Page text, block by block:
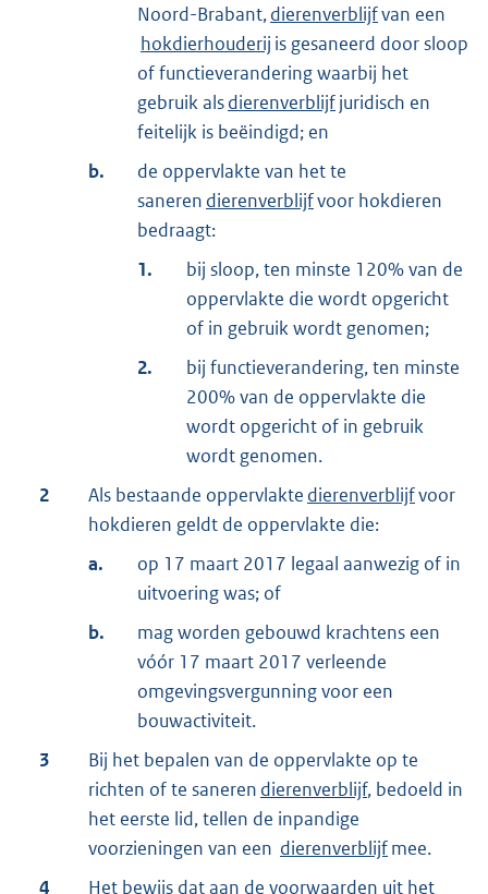
Noord-Brabant,dierenverblijfvan een
hokdierhouderij is gesaneerd door sloop
of functieverandering waarbij het
gebruik alsdierenverblijfjuridisch en
feitelijk is beëindigd; en
b.
de oppervlakte van het te
saneren dierenverblijfvoor hokdieren
bedraagt:
1.
bij sloop, ten minste 120% van de
oppervlakte die wordt opgericht
of in gebruik wordt genomen;
2.
bij functieverandering, ten minste
200% van de oppervlakte die
wordt opgericht of in gebruik
wordt genomen.
2
Als bestaande oppervlakte dierenverblijfvoor
hokdieren geldt de oppervlakte die:
a.
op 17 maart 2017 legaal aanwezig of in
uitvoering was; of
b.
mag worden gebouwd krachtens een
vóór 17 maart 2017 verleende
omgevingsvergunning voor een
bouwactiviteit.
3
Bij het bepalen van de oppervlakte op te
richten of te saneren dierenverblijf, bedoeld in
het eerste lid, tellen de inpandige
voorzieningen van een dierenverblijfmee.
4
Het bewijs dat aan de voorwaarden uit het